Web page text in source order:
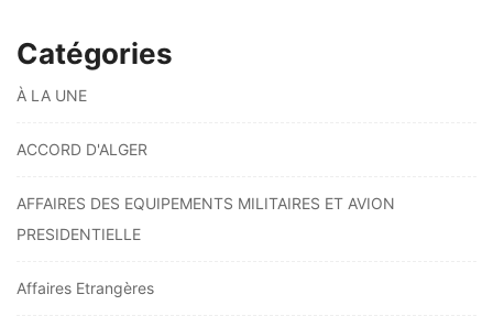
Catégories
À LA UNE
ACCORD D'ALGER
AFFAIRES DES EQUIPEMENTS MILITAIRES ET AVION
PRESIDENTIELLE
Affaires Etrangères